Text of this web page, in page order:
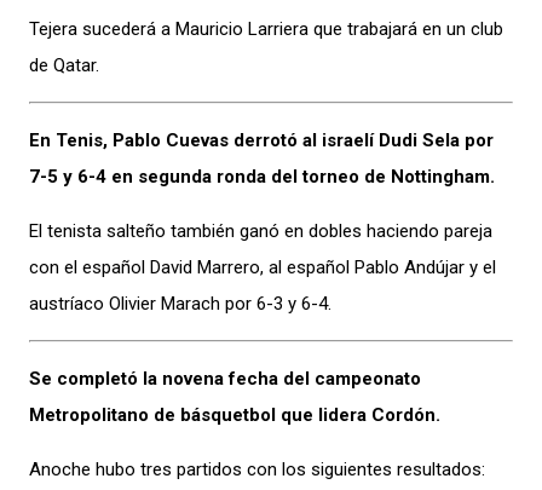
Tejera sucederá a Mauricio Larriera que trabajará en un club
de Qatar.
En Tenis, Pablo Cuevas derrotó al israelí Dudi Sela por
7-5 y 6-4 en segunda ronda del torneo de Nottingham.
El tenista salteño también ganó en dobles haciendo pareja
con el español David Marrero, al español Pablo Andújar y el
austríaco Olivier Marach por 6-3 y 6-4.
Se completó la novena fecha del campeonato
Metropolitano de básquetbol que lidera Cordón.
Anoche hubo tres partidos con los siguientes resultados: